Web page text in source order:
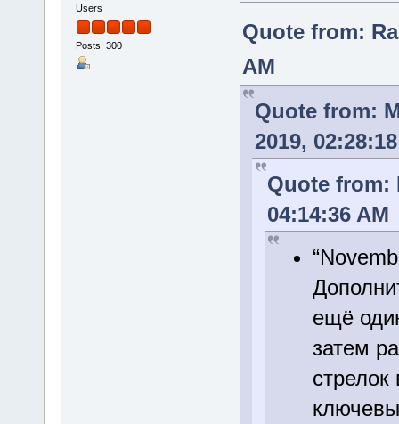
Users
Posts: 300
Quote from:
AM
Quote from:
2019,
Quote from:
04:14:36 AM
ещё
затем